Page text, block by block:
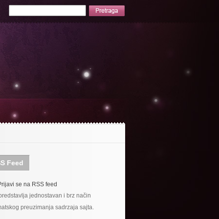
Feed
se na RSS feed
jednostavan i brz način
preuzimanja sadrzaja sajta.